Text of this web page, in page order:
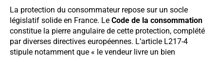
La protection du consommateur repose sur un socle
législatif solide en France. Le Code de la consommation
constitue la pierre angulaire de cette protection, complété
par diverses directives européennes. L’article L217-4
stipule notamment que « le vendeur livre un bien